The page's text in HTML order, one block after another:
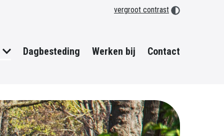
vergroot contrast
Dagbesteding Werken bij Contact